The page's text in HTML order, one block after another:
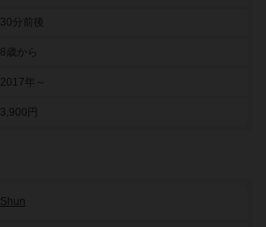
30分前後
8歳から
2017年～
3,900円
Shun